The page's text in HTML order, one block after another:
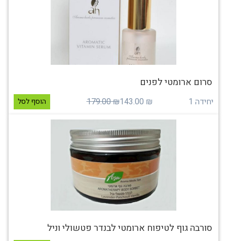
סרום ארומטי לפנים
יחידה 1 ₪ 143.00
₪ 179.00 הוסף לסל
סורבה גוף לטיפוח ארומטי לבנדר פטשולי וניל